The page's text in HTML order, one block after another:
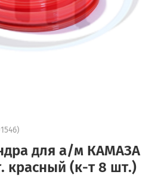
для а/м КАМАЗА
красный (к-т 8 шт.)